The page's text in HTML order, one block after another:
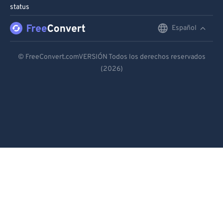
status
Español
Español
© FreeConvert.comVERSIÓN Todos los derechos reservados
(2026)